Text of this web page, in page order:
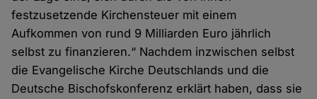
festzusetzende Kirchensteuer mit einem
Aufkommen von rund 9 Milliarden Euro jährlich
selbst zu finanzieren.“ Nachdem inzwischen selbst
die Evangelische Kirche Deutschlands und die
Deutsche Bischofskonferenz erklärt haben, dass sie